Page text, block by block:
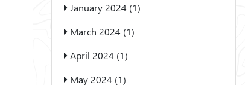
January 2024 (1)
March 2024 (1)
April 2024 (1)
May 2024 (1)